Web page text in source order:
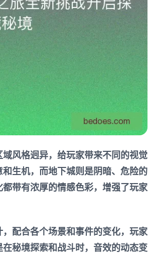
风格迥异，给玩家带来不同的视觉
生机，而地下城则是阴暗、危险的
带有浓厚的情感色彩，增强了玩家
配合各个场景和事件的变化，玩家
秘境探索和战斗时，音效的动态变